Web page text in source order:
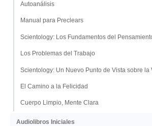
Autoanálisis
Manual para Preclears
Scientology: Los Fundamentos del
Los Problemas del Trabajo
Scientology: Un Nuevo Punto de Vista sobre la
El Camino a la Felicidad
Cuerpo Limpio, Mente Clara
Audiolibros Iniciales